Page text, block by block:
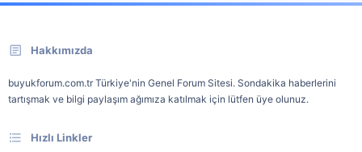
Hakkımızda
buyukforum.com.tr Türkiye'nin Genel Forum Sitesi. Sondakika haberlerini
tartışmak ve bilgi paylaşım ağımıza katılmak için lütfen üye olunuz.
Hızlı Linkler